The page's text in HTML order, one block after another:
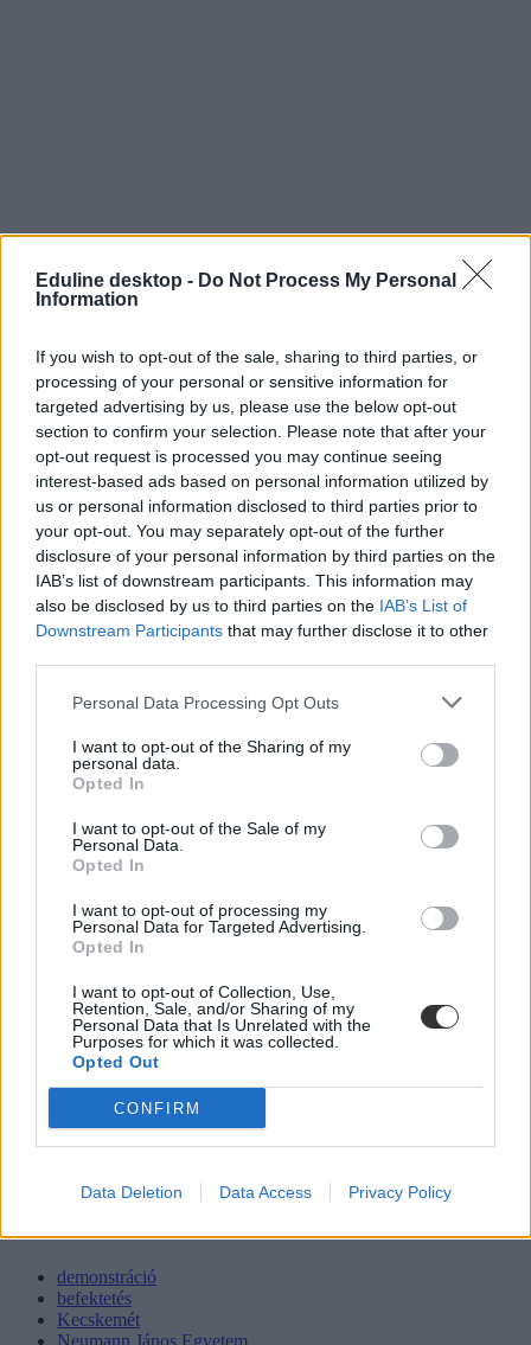
Eduline desktop - Do Not Process My Personal
Information
If you wish to opt-out of the sale, sharing to third parties, or
processing of your personal or sensitive information for
targeted advertising by us, please use the below opt-out
section to confirm your selection. Please note that after your
opt-out request is processed you may continue seeing
interest-based ads based on personal information utilized by
us or personal information disclosed to third parties prior to
your opt-out. You may separately opt-out of the further
disclosure of your personal information by third parties on the
IAB’s list of downstream participants. This information may
also be disclosed by us to third parties on the IAB’s List of
Downstream Participants that may further disclose it to other
Personal Data Processing Opt Outs
I want to opt-out of the Sharing of my
personal data.
Opted In
I want to opt-out of the Sale of my
Personal Data.
Opted In
I want to opt-out of processing my
Personal Data for Targeted Advertising.
Opted In
I want to opt-out of Collection, Use,
Retention, Sale, and/or Sharing of my
Personal Data that Is Unrelated with the
Purposes for which it was collected.
Opted Out
CONFIRM
Data Deletion Data Access Privacy Policy
demonstráció
befektetés
Kecskemét
Neumann János Egyetem